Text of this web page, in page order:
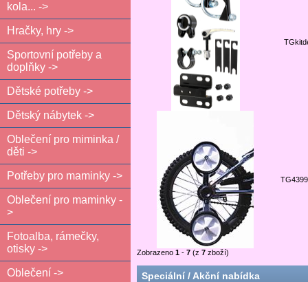
kola... ->
Hračky, hry ->
Sportovní potřeby a
doplňky ->
Dětské potřeby ->
Dětský nábytek ->
Oblečení pro miminka /
děti ->
Potřeby pro maminky ->
Oblečení pro maminky -
>
Fotoalba, rámečky,
otisky ->
Oblečení ->
Zobrazeno 1- 7(z 7zboží)
Speciální / Akční nabídka